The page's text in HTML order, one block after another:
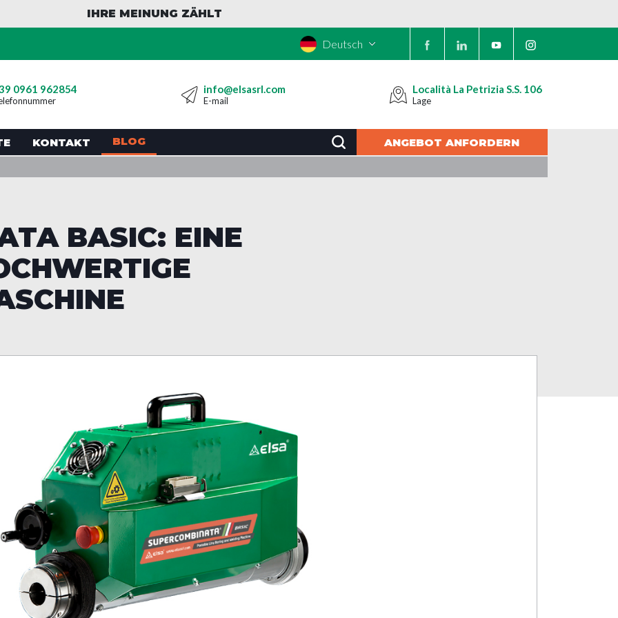
IHRE MEINUNG ZÄHLT
Deutsch
0961 962854 info@elsasrl.com
E-mail
Località La Petrizia S.S. 106
Lage
KONTAKT BLOG ANGEBOT ANFORDERN
BASIC: EINE